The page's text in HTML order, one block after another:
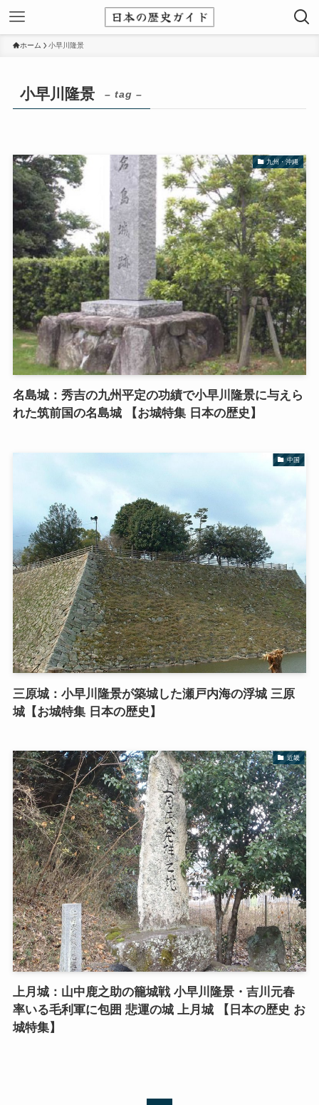
ホーム 小早川隆景
小早川隆景 – tag –
九州・沖縄
名島城：秀吉の九州平定の功績で小早川隆景に与えら
れた筑前国の名島城 【お城特集 日本の歴史】
中国
三原城：小早川隆景が築城した瀬戸内海の浮城 三原
城【お城特集 日本の歴史】
近畿
上月城：山中鹿之助の籠城戦 小早川隆景・吉川元春
率いる毛利軍に包囲 悲運の城 上月城 【日本の歴史 お
城特集】